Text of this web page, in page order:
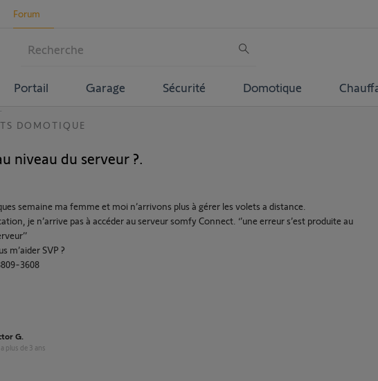
Forum
Portail Garage Sécurité Domotique
DOMOTIQUE
niveau du serveur ?.
semaine ma femme et moi n’arrivons plus à gérer les volets a distance.
je n’arrive pas à accéder au serveur somfy Connect. ‘’une erreur s’est produite au
m’aider SVP ?
3608
G.
a plus de 3 ans